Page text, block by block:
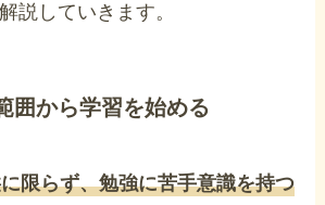
説していきます。
囲から学習を始める
限らず、勉強に苦手意識を持つ